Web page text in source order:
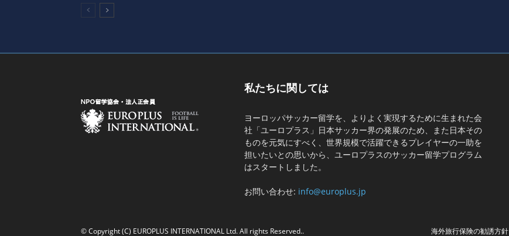
私たちに関しては
ヨーロッパサッカー留学を、よりよく実現するために生まれた会
社「ユーロプラス」日本サッカー界の発展のため、また日本その
ものを元気にすべく、世界規模で活躍できるプレイヤーの一助を
担いたいとの思いから、ユーロプラスのサッカー留学プログラム
はスタートしました。
お問い合わせ: info@europlus.jp
海外旅行保険の勧誘方針
© Copyright (C) EUROPLUS INTERNATIONAL Ltd. All rights Reserved..